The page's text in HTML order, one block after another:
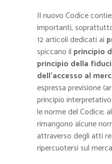
Il nuovo Codice
importanti,
12 articoli dedicati ai
spiccano il principio
principio della
dell’accesso al
espressa previsione
principio
le norme del Codice;
rimangono alcune
attraverso degli atti
ripercuotersi sul